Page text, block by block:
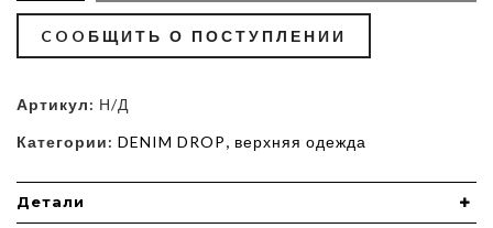
COOБЩИТЬ О ПОСТУПЛЕНИИ
Артикул: Н/Д
Категории: DENIM DROP, верхняя одежда
Детали